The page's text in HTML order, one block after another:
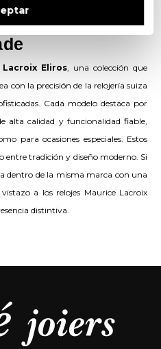
Lacroix
Eliros, una colección que
con la precisión de la relojería suiza
Cada modelo destaca por
alta calidad y funcionalidad fiable,
para ocasiones especiales. Estos
entre tradición y diseño moderno. Si
dentro de la misma marca con una
a los relojes Maurice Lacroix
distintiva.